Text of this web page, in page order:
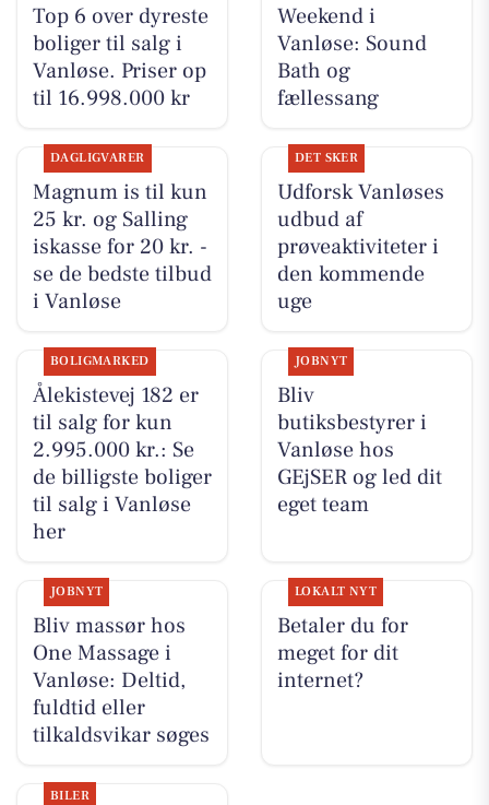
Top 6 over dyreste
boliger til salg i
Vanløse. Priser op
til 16.998.000 kr
Weekend i
Vanløse: Sound
Bath og
fællessang
DAGLIGVARER
Magnum is til kun
25 kr. og Salling
iskasse for 20 kr. -
se de bedste tilbud
i Vanløse
DET SKER
Udforsk Vanløses
udbud af
prøveaktiviteter i
den kommende
uge
BOLIGMARKED
Ålekistevej 182 er
til salg for kun
2.995.000 kr.: Se
de billigste boliger
til salg i Vanløse
her
JOBNYT
Bliv
butiksbestyrer i
Vanløse hos
GEjSER og led dit
eget team
JOBNYT
Bliv massør hos
One Massage i
Vanløse: Deltid,
fuldtid eller
tilkaldsvikar søges
LOKALT NYT
Betaler du for
meget for dit
internet?
BILER